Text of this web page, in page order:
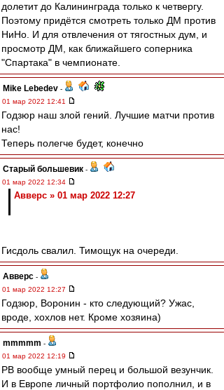
долетит до Калининграда только к четвергу.
Поэтому придётся смотреть только ДМ против
НиНо. И для отвлечения от тягостных дум, и
просмотр ДМ, как ближайшего соперника
"Спартака" в чемпионате.
Mike Lebedev -
01 мар 2022 12:41
Годзюр наш злой гений. Лучшие матчи против
нас!
Теперь полегче будет, конечно
Старый большевик -
01 мар 2022 12:34
Авверс » 01 мар 2022 12:27
Гисдоль свалил. Тимощук на очереди.
Авверс -
01 мар 2022 12:27
Годзюр, Воронин - кто следующий? Ужас,
вроде, хохлов нет. Кроме хозяина)
mmmmm -
01 мар 2022 12:19
РВ вообще умный перец и большой везунчик.
И в Европе личный портфолио пополнил, и в